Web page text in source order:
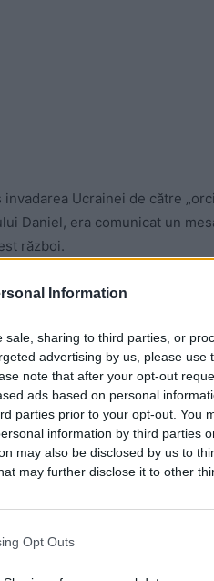
Information
sale, sharing to third parties, or
advertising by us, please use
note that after your opt-out
ads based on personal
parties prior to your opt-out. You
information by third parties
may also be disclosed by us to
may further disclose it to other
Opt Outs
Ucrainei de către
Daniel, era comunicat un
război.
din România și Uniunea
Ucraina, război declanșat de
această cale speranța că
spre binele Ucrainei și al
români ortodocși care
noastre puteri. Ne rugăm
ocrotire poporului
responsabili”.(BASILICA)